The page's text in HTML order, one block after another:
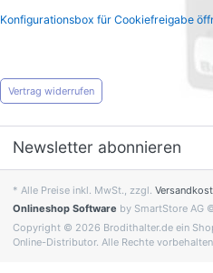
Konfigurationsbox für Cookiefreigabe
Vertrag widerrufen
Newsletter abonnieren
* Alle Preise inkl. MwSt., zzgl.
Onlineshop Software by SmartStore AG
Copyright © 2026 Brodithalter.de ein
Online-Distributor. Alle Rechte vorbehalten.